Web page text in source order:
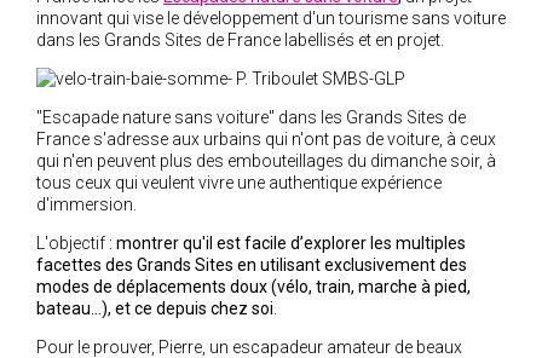
2018
2015
2014
2012
2013
2011
2010
2009
innovant qui vise le développement d'un tourisme sans voiture
dans les Grands Sites de France labellisés et en projet.
"Escapade nature sans voiture" dans les Grands Sites de
France s'adresse aux urbains qui n'ont pas de voiture, à ceux
qui n'en peuvent plus des embouteillages du dimanche soir, à
tous ceux qui veulent vivre une authentique expérience
d'immersion.
L'objectif : montrer qu'il est facile d’explorer les multiples
facettes des Grands Sites en utilisant exclusivement des
modes de déplacements doux (vélo, train, marche à pied,
bateau…), et ce depuis chez soi
Pour le prouver, Pierre, un escapadeur amateur de beaux